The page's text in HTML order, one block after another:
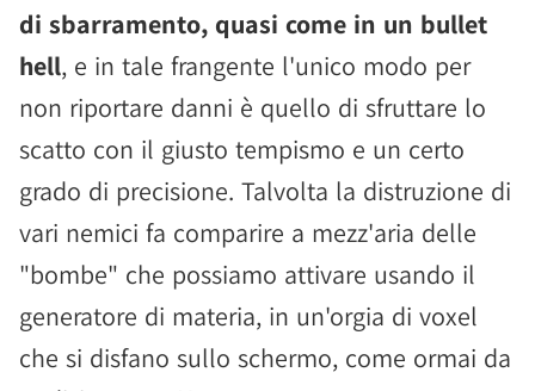
di sbarramento, quasi come in un bullet
hell, e in tale frangente l'unico modo per
non riportare danni è quello di sfruttare lo
scatto con il giusto tempismo e un certo
grado di precisione. Talvolta la distruzione di
vari nemici fa comparire a mezz'aria delle
"bombe" che possiamo attivare usando il
generatore di materia, in un'orgia di voxel
che si disfano sullo schermo, come ormai da